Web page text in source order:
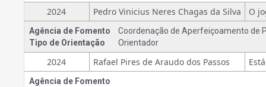
2024 Pedro Vinicius Neres Chagas da Silva
Agência de Fomento
Coordenação de Aperfeiçoamento de
Tipo de Orientação
Orientador
2024 Rafael Pires de Araudo dos Passos
Agência de Fomento